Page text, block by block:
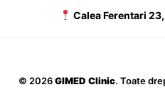
Calea Ferentari
© 2026 GIMED Clinic. Toate